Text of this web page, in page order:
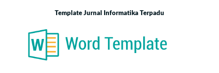
Template Jurnal Informatika Terpadu